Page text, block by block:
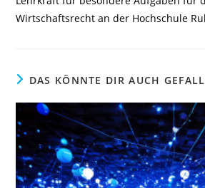
Wirtschaftsrecht an der Hochschule
DAS KÖNNTE DIR AUCH